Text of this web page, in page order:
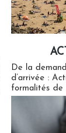
De la
d’arrivée :
formalités de